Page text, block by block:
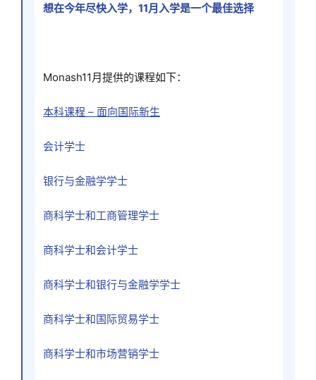
想在今年尽快入学，11月入学是一个最佳选择
Monash11月提供的课程如下：
本科课程 – 面向国际新生
会计学士
银行与金融学学士
商科学士和工商管理学士
商科学士和会计学士
商科学士和银行与金融学学士
商科学士和国际贸易学士
商科学士和市场营销学士